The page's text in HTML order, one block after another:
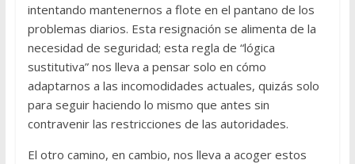
intentando mantenernos a flote en el pantano de los
problemas diarios. Esta resignación se alimenta de la
necesidad de seguridad; esta regla de “lógica
sustitutiva” nos lleva a pensar solo en cómo
adaptarnos a las incomodidades actuales, quizás solo
para seguir haciendo lo mismo que antes sin
contravenir las restricciones de las autoridades.
El otro camino, en cambio, nos lleva a acoger estos